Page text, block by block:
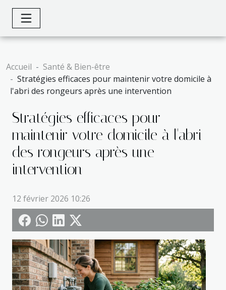
Accueil
Santé & Bien-être
Stratégies efficaces pour maintenir votre domicile à
l'abri des rongeurs après une intervention
Stratégies efficaces pour
maintenir votre domicile à l'abri
des rongeurs après une
intervention
12 février 2026 10:26